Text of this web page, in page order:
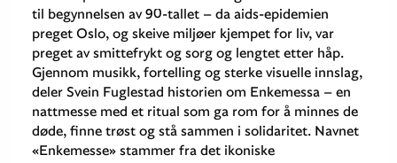
til begynnelsen av 90-tallet – da aids-epidemien
preget Oslo, og skeive miljøer kjempet for liv, var
preget av smittefrykt og sorg og lengtet etter håp.
Gjennom musikk, fortelling og sterke visuelle innslag,
deler Svein Fuglestad historien om Enkemessa – en
nattmesse med et ritual som ga rom for å minnes de
døde, finne trøst og stå sammen i solidaritet. Navnet
«Enkemesse» stammer fra det ikoniske